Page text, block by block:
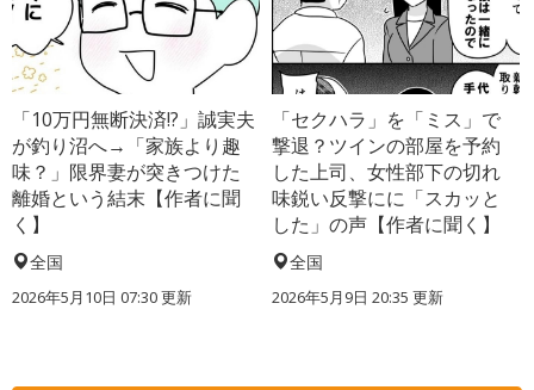
「10万円無断決済!?」誠実夫
が釣り沼へ→「家族より趣
味？」限界妻が突きつけた
離婚という結末【作者に聞
く】
全国
2026年5月10日 07:30 更新
「セクハラ」を「ミス」で
撃退？ツインの部屋を予約
した上司、女性部下の切れ
味鋭い反撃にに「スカッと
した」の声【作者に聞く】
全国
2026年5月9日 20:35 更新